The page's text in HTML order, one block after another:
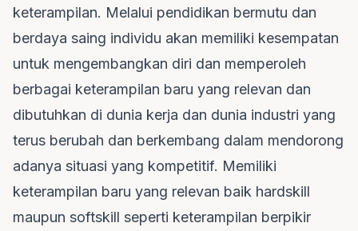
keterampilan. Melalui pendidikan bermutu dan
berdaya saing individu akan memiliki kesempatan
untuk mengembangkan diri dan memperoleh
berbagai keterampilan baru yang relevan dan
dibutuhkan di dunia kerja dan dunia industri yang
terus berubah dan berkembang dalam mendorong
adanya situasi yang kompetitif. Memiliki
keterampilan baru yang relevan baik hardskill
maupun softskill seperti keterampilan berpikir